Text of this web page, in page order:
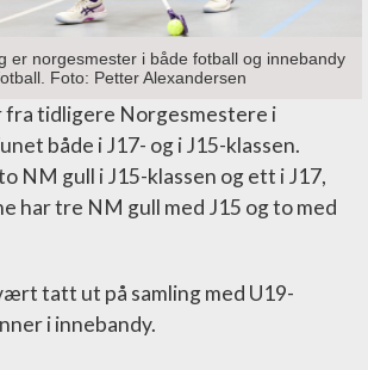
er norgesmester i både fotball og innebandy
Foto: Petter Alexandersen
fra tidligere Norgesmestere i
både i J17- og i J15-klassen.
NM gull i J15-klassen og ett i J17,
har tre NM gull med J15 og to med
tatt ut på samling med U19-
i innebandy.